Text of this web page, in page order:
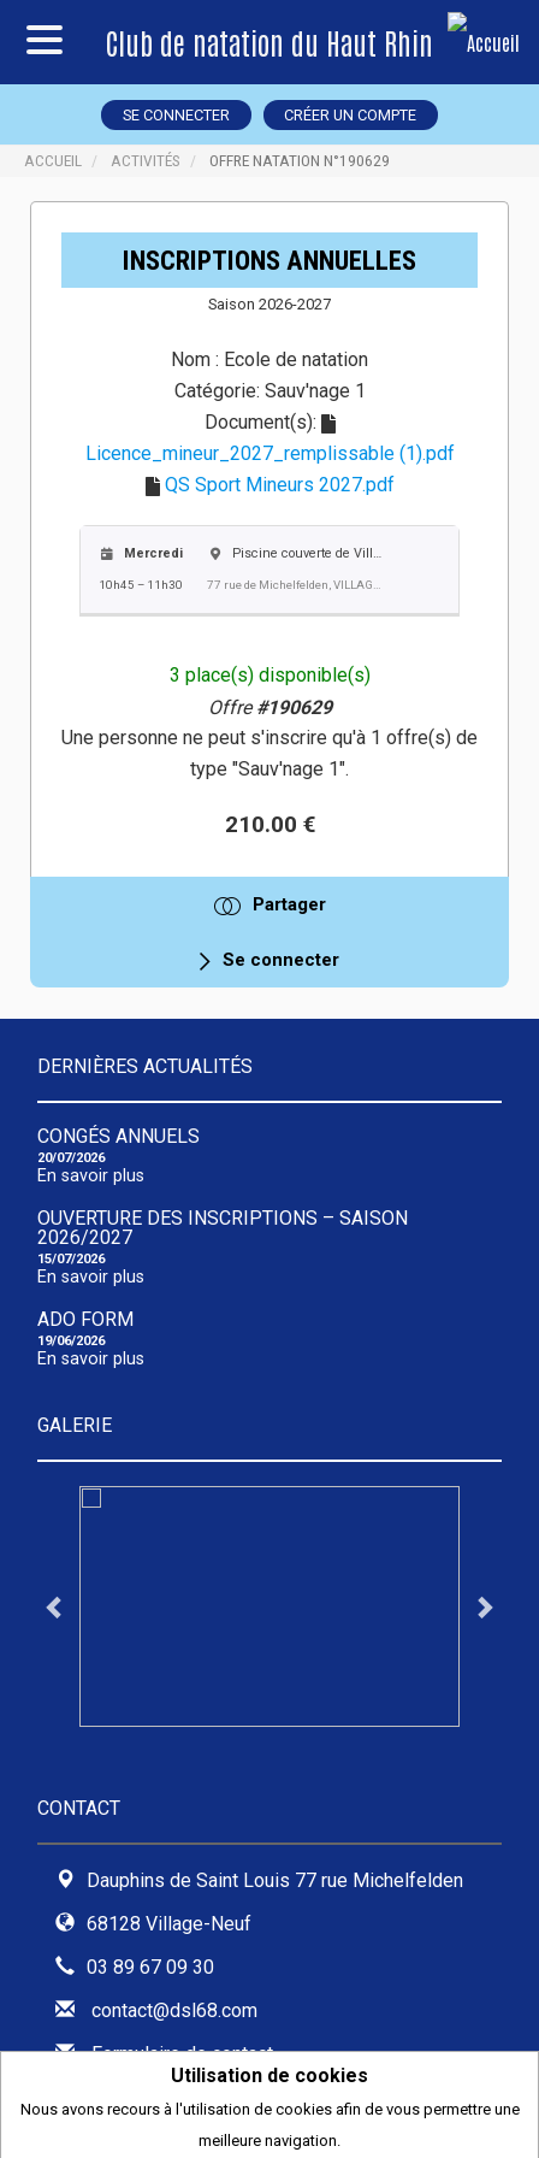
Club de natation du Haut Rhin
SE CONNECTER CRÉER UN COMPTE
ACCUEIL ACTIVITÉS OFFRE NATATION N°190629
INSCRIPTIONS ANNUELLES
Saison 2026-2027
Nom : Ecole de natation
Catégorie: Sauv'nage 1
Document(s):
Licence_mineur_2027_remplissable (1).pdf
QS Sport Mineurs 2027.pdf
Mercredi
10h45 – 11h30
Piscine couverte de Village-Neuf
3 place(s) disponible(s)
Offre#190629
Une personne ne peut s'inscrire qu'à 1 offre(s) de
type "Sauv'nage 1".
210.00 €
Partager
Se connecter
DERNIÈRES ACTUALITÉS
CONGÉS ANNUELS
20/07/2026
En savoir plus
OUVERTURE DES INSCRIPTIONS – SAISON
2026/2027
15/07/2026
En savoir plus
ADO FORM
19/06/2026
En savoir plus
GALERIE
CONTACT
Dauphins de Saint Louis 77 rue Michelfelden
68128 Village-Neuf
03 89 67 09 30
contact@dsl68.com
Formulaire de contact
2026
Utilisation de cookies
Nous avons recours à l'utilisation de cookies afin de vous permettre une
meilleure navigation.